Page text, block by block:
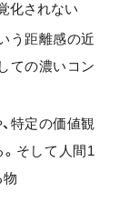
化されない
う距離感の近
ての濃いコン
特定の価値観
そして人間1
物